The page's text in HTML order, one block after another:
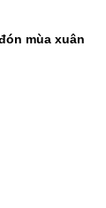
mùa xuân